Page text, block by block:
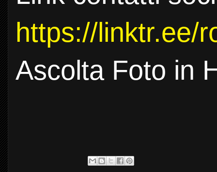
https://linktr.ee/
Ascolta Foto in